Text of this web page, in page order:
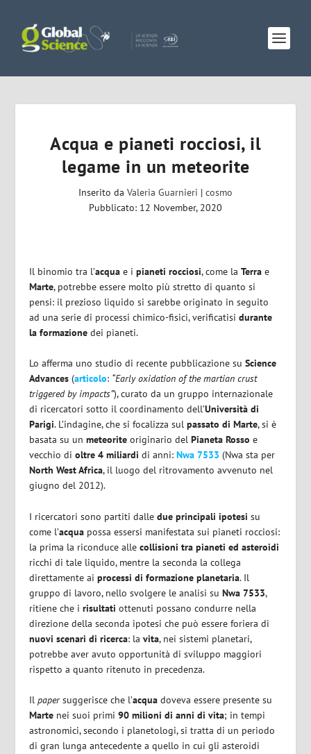
Acqua e pianeti rocciosi, il
legame in un meteorite
Inserito da Valeria Guarnieri | cosmo
Pubblicato: 12 November, 2020
Il binomio tra l’acqua e ipianeti rocciosi, come laTerra e
Marte, potrebbe essere molto più stretto di quanto si
pensi: il prezioso liquido si sarebbe originato in seguito
ad una serie di processi chimico-fisici, verificatisidurante
la formazione dei pianeti.
Lo afferma uno studio di recente pubblicazione suScience
Advances (articolo: “Early oxidation of the martian crust
triggered by impacts”), curato da un gruppo internazionale
di ricercatori sotto il coordinamento dell’Università di
Parigi. L’indagine, che si focalizza sulpassato di Marte, si è
basata su unmeteorite originario delPianeta Rosso e
vecchio di oltre 4 miliardi di anni:Nwa 7533 (Nwa sta per
North West Africa, il luogo del ritrovamento avvenuto nel
giugno del 2012).
I ricercatori sono partiti dalledue principali ipotesi su
come l’acqua possa essersi manifestata sui pianeti rocciosi:
la prima la riconduce alle collisioni tra pianeti ed asteroidi
ricchi di tale liquido, mentre la seconda la collega
direttamente aiprocessi di formazione planetaria. Il
gruppo di lavoro, nello svolgere le analisi suNwa 7533,
ritiene che irisultati ottenuti possano condurre nella
direzione della seconda ipotesi che può essere foriera di
nuovi scenari di ricerca: lavita, nei sistemi planetari,
potrebbe aver avuto opportunità di sviluppo maggiori
rispetto a quanto ritenuto in precedenza.
Ilpapersuggerisce che l’acqua doveva essere presente su
Marte nei suoi primi90 milioni di anni di vita; in tempi
astronomici, secondo i planetologi, si tratta di un periodo
di gran lunga antecedente a quello in cui gli asteroidi